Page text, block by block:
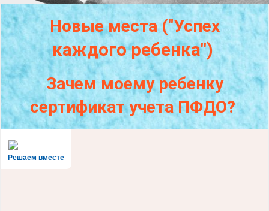
Новые места ("Успех
каждогоребенка")
Зачем моему ребенку
сертификат учета ПФДО?
Решаем вместе